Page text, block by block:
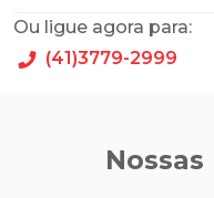
Ou ligue agora para:
(41)3779-2999